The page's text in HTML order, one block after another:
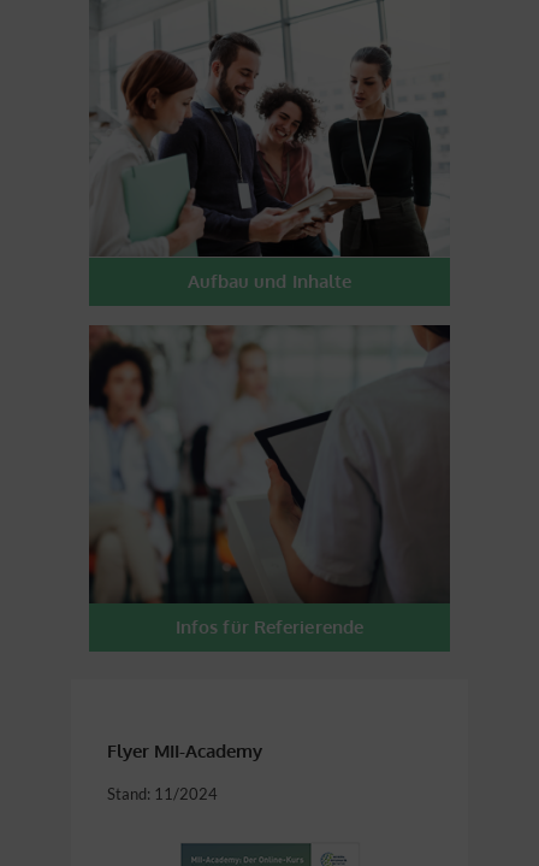
Aufbau und Inhalte
Infos für Referierende
Flyer MII-Academy
Stand: 11/2024